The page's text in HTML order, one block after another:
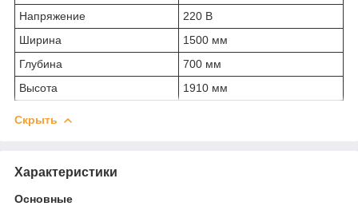
Напряжение
220 В
Ширина
1500 мм
Глубина
700 мм
Высота
1910 мм
Скрыть
Характеристики
Основные